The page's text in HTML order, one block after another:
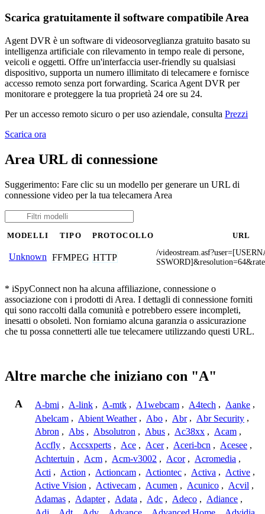
Scarica gratuitamente il software compatibile Area
Agent DVR è un software di videosorveglianza gratuito basato su
intelligenza artificiale con rilevamento in tempo reale di persone,
veicoli e oggetti. Offre un'interfaccia user-friendly su qualsiasi
dispositivo, supporta un numero illimitato di telecamere e fornisce
accesso remoto senza port forwarding. Scarica Agent DVR per
monitorare e proteggere la tua proprietà 24 ore su 24.
Per un accesso remoto sicuro o per uso aziendale, consulta Prezzi
Scarica ora
Area URL di connessione
Suggerimento: Fare clic su un modello per generare un URL di
connessione video per la tua telecamera Area
MODELLI TIPO PROTOCOLLO URL
Unknown FFMPEG HTTP
/
* iSpyConnect non ha alcuna affiliazione, connessione o
associazione con i prodotti di Area. I dettagli di connessione forniti
qui sono raccolti dalla comunità e potrebbero essere incompleti,
inesatti o obsoleti. Non forniamo alcuna garanzia o assicurazione
che tu possa connetterti alle tue telecamere utilizzando questi URL.
Altre marche che iniziano con "A"
A A-bmi , A-link , A-mtk , A1webcam , A4tech , Aanke ,
Abelcam , Abient Weather , Abo , Abr , Abr Security ,
Abron , Abs , Absolutron , Abus , Ac38xx , Acam ,
Accfly , Accsxperts , Ace , Acer , Aceri-bcn , Acesee ,
Achtertuin , Acm , Acm-v3002 , Acor , Acromedia ,
Acti , Action , Actioncam , Actiontec , Activa , Active ,
Active Vision , Activecam , Acumen , Acunico , Acvil ,
Adamas , Adapter , Adata , Adc , Adeco , Adiance ,